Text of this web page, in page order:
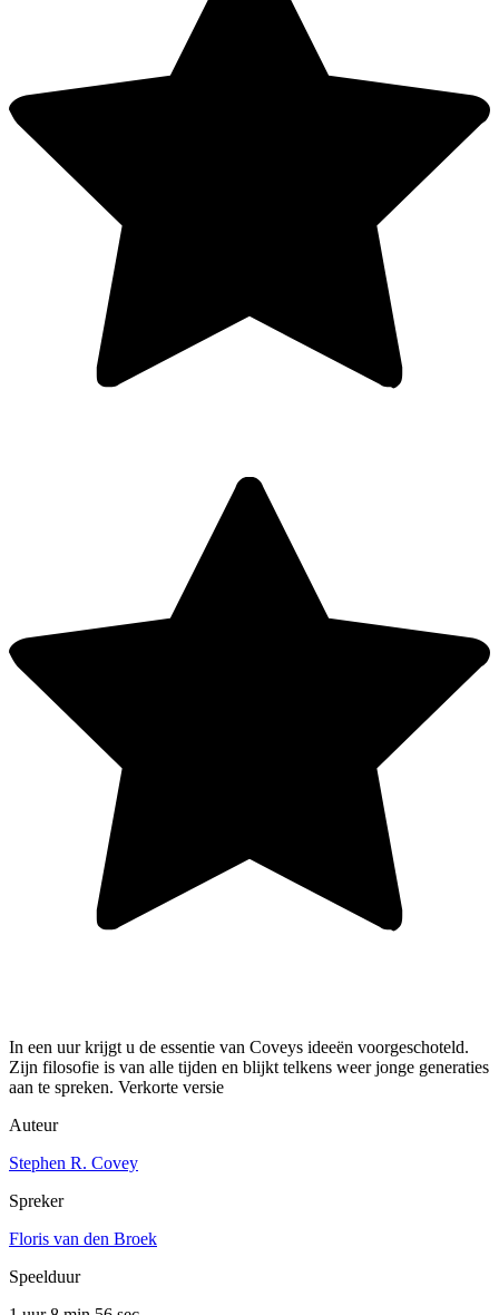
In een uur krijgt u de essentie van Coveys ideeën voorgeschoteld.
Zijn filosofie is van alle tijden en blijkt telkens weer jonge generaties
aan te spreken. Verkorte versie
Auteur
Stephen R. Covey
Spreker
Floris van den Broek
Speelduur